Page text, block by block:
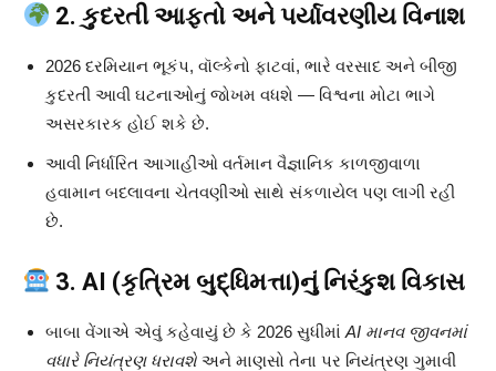
2. કુદરતી આફતો અને પર્યાવરણીય વિનાશ
2026 દરમિયાન ભૂકંપ, વૉલ્કેનો ફાટવાં, ભારે વરસાદ અને બીજી
કુદરતી આવી ઘટનાઓનું જોખમ વધશે — વિશ્વના મોટા ભાગે
અસરકારક હોઈ શકે છે.
આવી નિર્ધારિત આગાહીઓ વર્તમાન વૈજ્ઞાનિક કાળજીવાળા
હવામાન બદલાવના ચેતવણીઓ સાથે સંકળાયેલ પણ લાગી રહી
છે.
3. AI (કૃત્રિમ બુદ્ધિમત્તા)નું નિરંકુશ વિકાસ
બાબા વેંગાએ એવું કહેવાયું છે કે 2026 સુધીમાં AI માનવ જીવનમાં
વધારે નિયંત્રણ ધરાવશે અને માણસો તેના પર નિયંત્રણ ગુમાવી